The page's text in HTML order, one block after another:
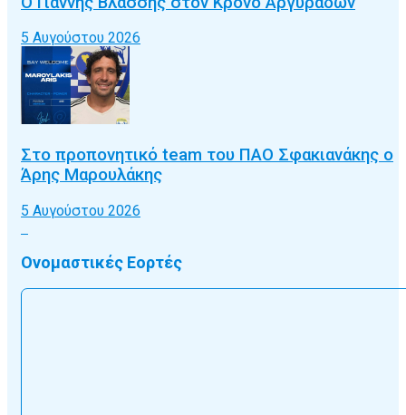
5 Αυγούστου 2026
Στο προπονητικό team του ΠΑΟ Σφακιανάκης ο
Άρης Μαρουλάκης
5 Αυγούστου 2026
Ονομαστικές Εορτές